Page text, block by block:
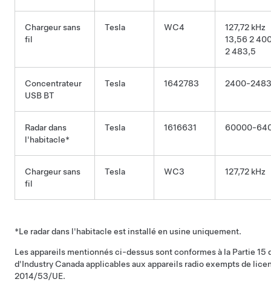
Chargeur sans
fil
Tesla WC4
127,72 kHz
13,56 2
2 483,5
Concentrateur
USB BT
Tesla 1642783 2400-
Radar dans
l'habitacle*
Tesla 1616631 60000-
Chargeur sans
fil
Tesla WC3 127,72 kHz
*Le radar dans l'habitacle est installé en usine uniquement.
Les appareils mentionnés ci-dessus sont conformes à la Partie 15
d'Industry Canada applicables aux appareils radio exempts de
2014/53/UE.